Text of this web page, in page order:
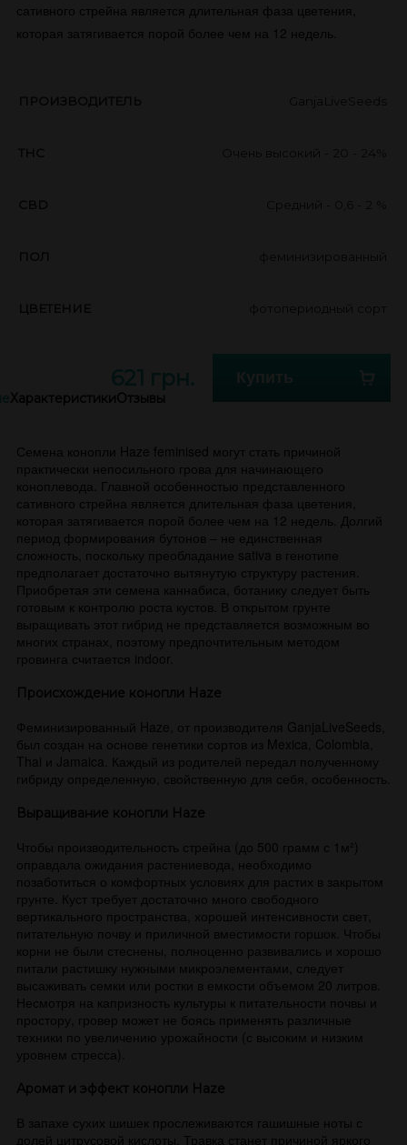
сативного стрейна является длительная фаза цветения,
которая затягивается порой более чем на 12 недель.
ХарактеристикиОтзывы
Семена конопли Haze feminised могут стать причиной
практически непосильного грова для начинающего
коноплевода. Главной особенностью представленного
сативного стрейна является длительная фаза цветения,
которая затягивается порой более чем на 12 недель. Долгий
период формирования бутонов – не единственная
сложность, поскольку преобладание sativa в генотипе
предполагает достаточно вытянутую структуру растения.
Приобретая эти семена каннабиса, ботанику следует быть
готовым к контролю роста кустов. В открытом грунте
выращивать этот гибрид не представляется возможным во
многих странах, поэтому предпочтительным методом
гровинга считается indoor.
Происхождение конопли Haze
Феминизированный Haze, от производителя GanjaLiveSeeds,
был создан на основе генетики сортов из Mexica, Colombia,
Thai и Jamaica. Каждый из родителей передал полученному
гибриду определенную, свойственную для себя, особенность.
Выращивание конопли Haze
Чтобы производительность стрейна (до 500 грамм с 1м²)
оправдала ожидания растениевода, необходимо
позаботиться о комфортных условиях для растих в закрытом
грунте. Куст требует достаточно много свободного
вертикального пространства, хорошей интенсивности свет,
питательную почву и приличной вместимости горшок. Чтобы
корни не были стеснены, полноценно развивались и хорошо
питали растишку нужными микроэлементами, следует
высаживать семки или ростки в емкости объемом 20 литров.
Несмотря на капризность культуры к питательности почвы и
простору, гровер может не боясь применять различные
техники по увеличению урожайности (с высоким и низким
уровнем стресса).
Аромат и эффект конопли Haze
В запахе сухих шишек прослеживаются гашишные ноты с
долей цитрусовой кислоты. Травка станет причиной яркого